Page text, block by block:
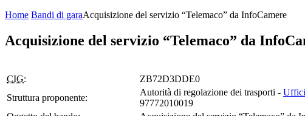
Home Bandi di garaAcquisizione del servizio “Telemaco” da InfoCamere
Acquisizione del servizio “Telemaco” da
CIG:
ZB72D3DDE0
Struttura proponente:
Autorità di regolazione dei trasporti -
97772010019